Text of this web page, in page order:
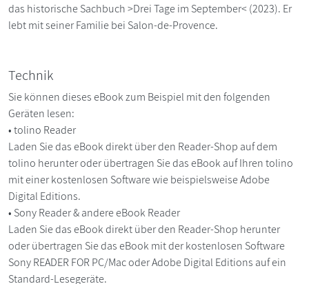
das historische Sachbuch >Drei Tage im September< (2023). Er
lebt mit seiner Familie bei Salon-de-Provence.
Technik
Sie können dieses eBook zum Beispiel mit den folgenden
Geräten lesen:
• tolino Reader
Laden Sie das eBook direkt über den Reader-Shop auf dem
tolino herunter oder übertragen Sie das eBook auf Ihren tolino
mit einer kostenlosen Software wie beispielsweise Adobe
Digital Editions.
• Sony Reader & andere eBook Reader
Laden Sie das eBook direkt über den Reader-Shop herunter
oder übertragen Sie das eBook mit der kostenlosen Software
Sony READER FOR PC/Mac oder Adobe Digital Editions auf ein
Standard-Lesegeräte.